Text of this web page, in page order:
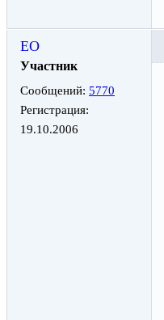
ЕО
Участник
Сообщений: 5770
Регистрация:
19.10.2006